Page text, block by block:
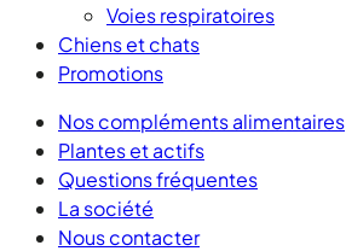
Voies respiratoires
Chiens et chats
Promotions
Nos compléments alimentaires
Plantes et actifs
Questions fréquentes
La société
Nous contacter